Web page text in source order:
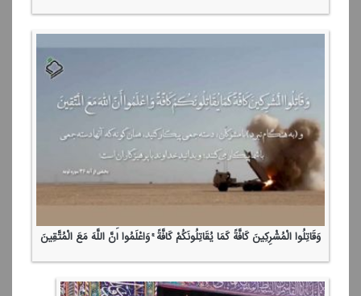
وَقَاتِلُوا الْمُشْرِكِینَ كَافَّةً كَمَا یُقَاتِلُونَكُمْ كَافَّةً ۚ وَاعْلَمُوا أَنَّ اللَّهَ مَعَ الْمُتَّقِینَ